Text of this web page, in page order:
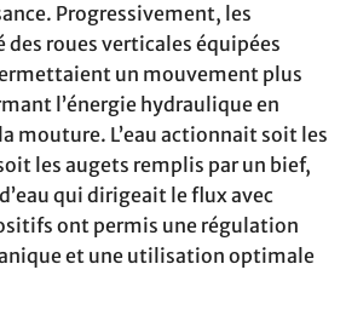
Progressivement, les
roues verticales équipées
un mouvement plus
l’énergie hydraulique en
mouture. L’eau actionnait soit les
les augets remplis par un bief,
qui dirigeait le flux avec
ont permis une régulation
et une utilisation optimale